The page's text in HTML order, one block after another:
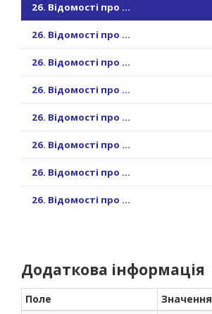
26. Відомості про ...
26. Відомості про ...
26. Відомості про ...
26. Відомості про ...
26. Відомості про ...
26. Відомості про ...
26. Відомості про ...
26. Відомості про ...
Додаткова інформація
Поле
Значення